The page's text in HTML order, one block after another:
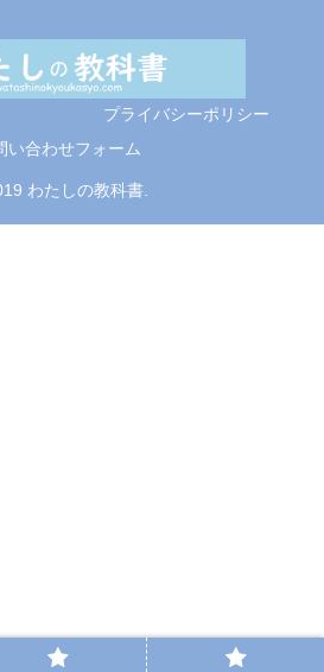
プライバシーポリシー
い合わせフォーム
わたしの教科書.